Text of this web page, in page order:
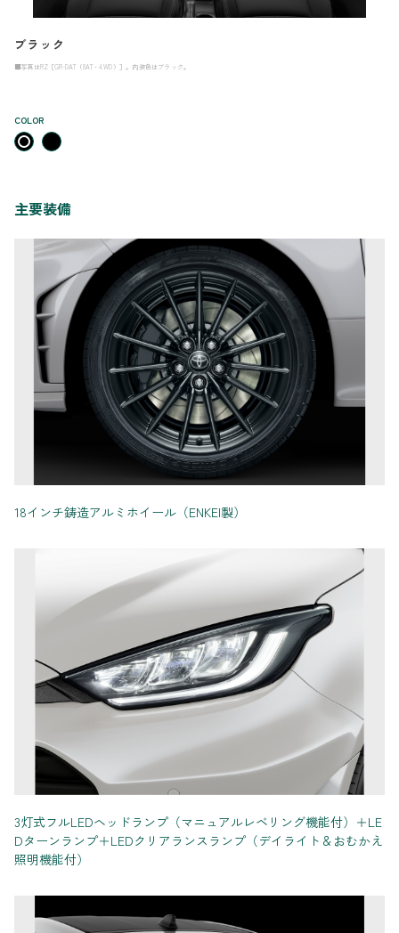
ブラック
■写真はRZ［GR-DAT（8AT・4WD）］。内装色はブラック。
COLOR
主要装備
18インチ鋳造アルミホイール（ENKEI製）
3灯式フルLEDヘッドランプ（マニュアルレベリング機能付）＋LE
Dターンランプ＋LEDクリアランスランプ（デイライト＆おむかえ
照明機能付）